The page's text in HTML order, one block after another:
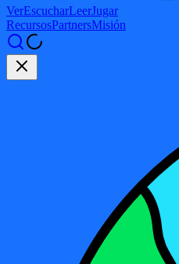
VerEscucharLeerJugar
RecursosPartnersMisión